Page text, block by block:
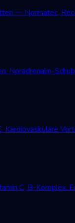
— Normatec,
Noradrenalin-
C, B-Komplex.